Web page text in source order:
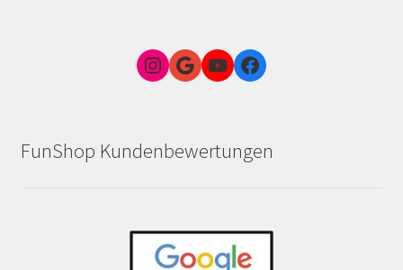
Instagram
Google Link zum FunShop WienYouTubeFacebook
FunShop Kundenbewertungen